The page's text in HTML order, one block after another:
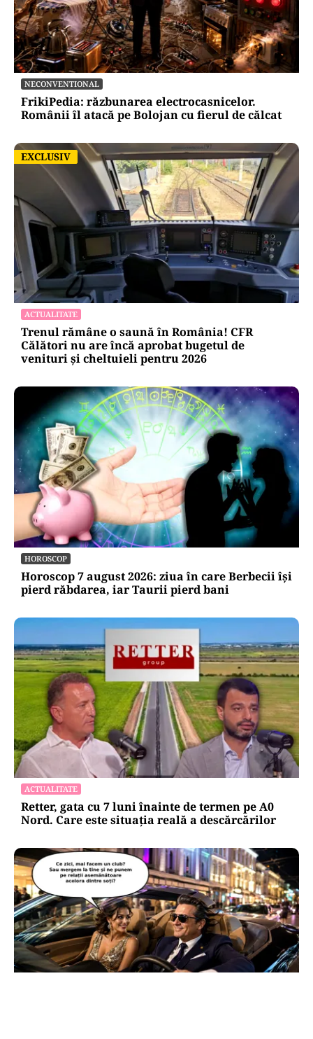
NECONVENTIONAL
FrikiPedia: răzbunarea electrocasnicelor.
Românii îl atacă pe Bolojan cu fierul de călcat
EXCLUSIV
EXCLUSIV
ACTUALITATE
Trenul rămâne o saună în România! CFR
Călători nu are încă aprobat bugetul de
venituri și cheltuieli pentru 2026
HOROSCOP
Horoscop 7 august 2026: ziua în care Berbecii își
pierd răbdarea, iar Taurii pierd bani
ACTUALITATE
Retter, gata cu 7 luni înainte de termen pe A0
Nord. Care este situația reală a descărcărilor